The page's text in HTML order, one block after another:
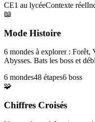
CE1 au lycéeContexte réel
📖
Mode Histoire
6 mondes à explorer : Forêt,
Abysses. Bats les boss et
6 mondes48 étapes6 boss
🧩
Chiffres Croisés